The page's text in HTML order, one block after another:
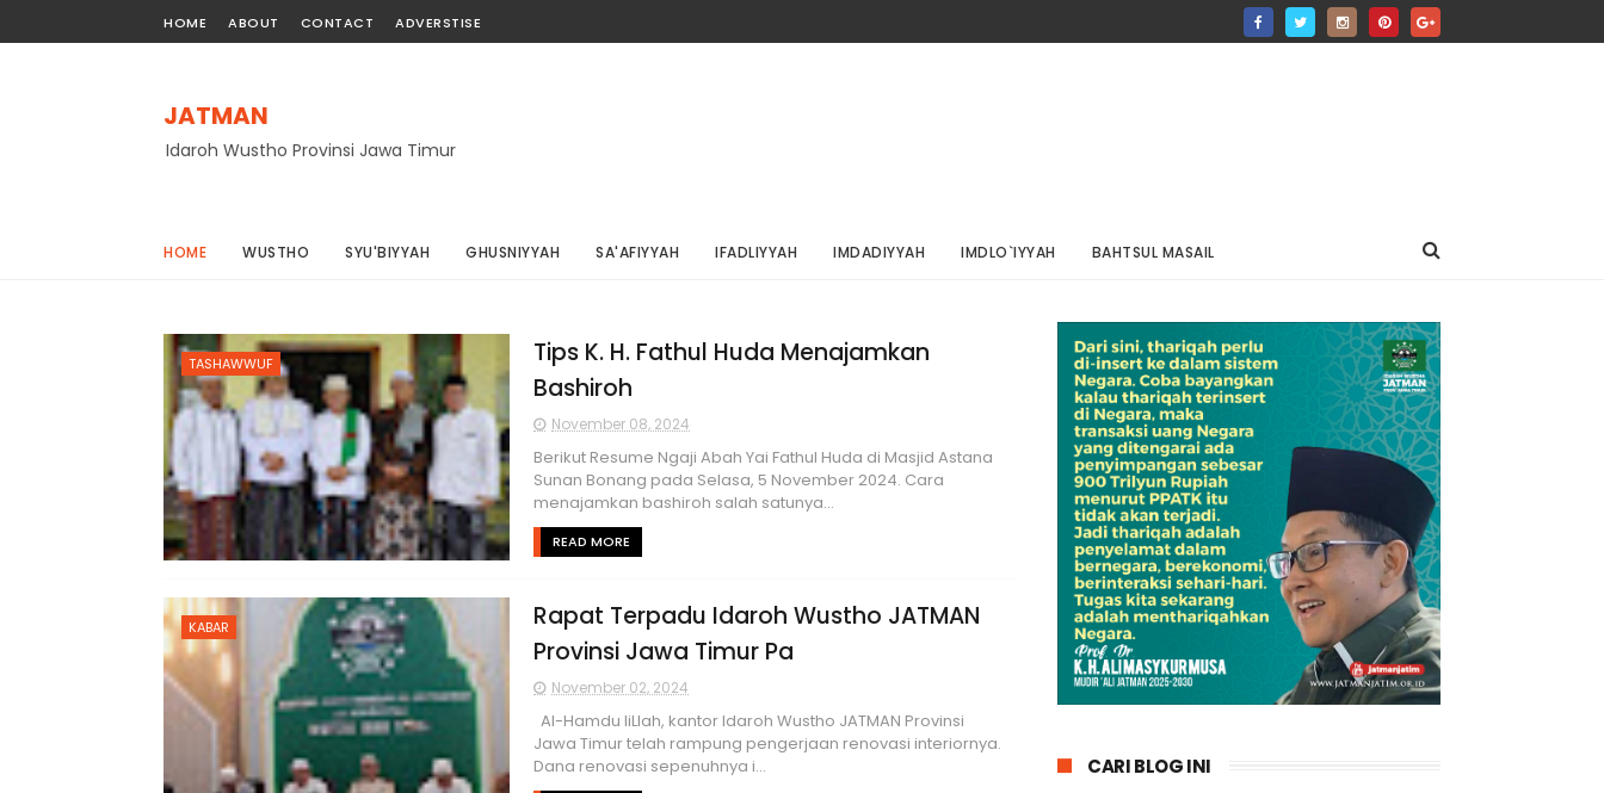
HOME ABOUT CONTACT ADVERSTISE
JATMAN
Idaroh Wustho Provinsi Jawa Timur
HOME WUSTHO SYU'BIYYAH GHUSNIYYAH SA'AFIYYAH IFADLIYYAH IMDADIYYAH IMDLO`IYYAH BAHTSUL MASAIL
TASHAWWUF
Tips K. H. Fathul Huda Menajamkan
Bashiroh
November 08, 2024
Berikut Resume Ngaji Abah Yai Fathul Huda di Masjid Astana
Sunan Bonang pada Selasa, 5 November 2024. Cara
menajamkan bashiroh salah satunya...
READ MORE
KABAR
Rapat Terpadu Idaroh Wustho JATMAN
Provinsi Jawa Timur Pa
November 02, 2024
Al-Hamdu liLlah, kantor Idaroh Wustho JATMAN Provinsi
Jawa Timur telah rampung pengerjaan renovasi interiornya.
Dana renovasi sepenuhnya i...
CARI BLOG INI